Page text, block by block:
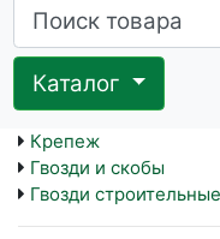
Каталог
Крепеж
Гвозди и скобы
Гвозди